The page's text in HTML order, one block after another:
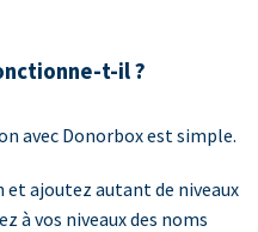
t-il ?
avec Donorbox est simple.
et ajoutez autant de niveaux
à vos niveaux des noms